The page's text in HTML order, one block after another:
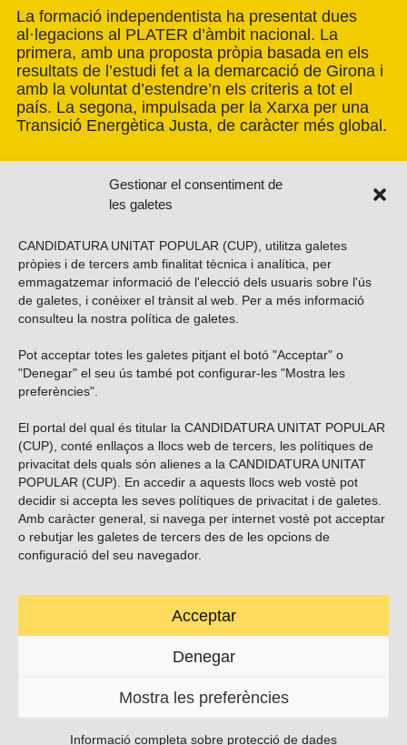
Gestionar el consentiment de
les galetes
CANDIDATURA UNITAT POPULAR (CUP), utilitza galetes
pròpies i de tercers amb finalitat tècnica i analítica, per
emmagatzemar informació de l'elecció dels usuaris sobre l'ús
de galetes, i conèixer el trànsit al web. Per a més informació
consulteu la nostra política de galetes
Pot acceptar totes les galetes pitjant el botó "Acceptar" o
"Denegar" el seu ús també pot configurar-les "Mostra les
preferències".
El portal del qual és titular la CANDIDATURA UNITAT POPULAR
(CUP), conté enllaços a llocs web de tercers, les polítiques de
privacitat dels quals són alienes a la CANDIDATURA UNITAT
POPULAR (CUP). En accedir a aquests llocs web vostè pot
decidir si accepta les seves polítiques de privacitat i de galetes.
Amb caràcter general, si navega per internet vostè pot acceptar
o rebutjar les galetes de tercers des de les opcions de
configuració del seu navegador.
Acceptar
Denegar
Mostra les preferències
Informació completa sobre protecció de dades
La formació independentista ha presentat dues
al·legacions al PLATER d’àmbit nacional. La
primera, amb una proposta pròpia basada en els
resultats de l’estudi fet a la demarcació de Girona i
amb la voluntat d’estendre’n els criteris a tot el
país. La segona, impulsada per la Xarxa per una
Transició Energètica Justa, de caràcter més global.
Vols subscriure’t al nostre butlletí?
ENVIAR
Troba’ns a les xarxes socials
Carrer Casp 180 (baixos), Barcelona.
contacte@cup.cat